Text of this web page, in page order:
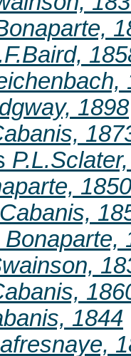
1898
1850
Cabanis,
Bonaparte,
1844